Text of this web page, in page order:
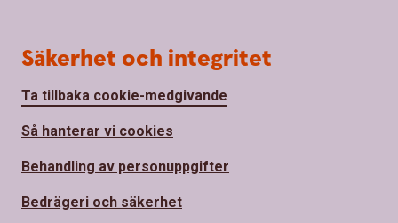
Säkerhet och integritet
Ta tillbaka cookie-medgivande
Så hanterar vi cookies
Behandling av personuppgifter
Bedrägeri och säkerhet